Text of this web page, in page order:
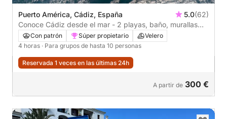
Puerto América, Cádiz, España 5.0(62)
Conoce Cádiz desde el mar - 2 playas, baño, murallas
históricas y relax
Con patrón Súper propietario
Velero
4 horas · Para grupos de hasta 10 personas
Reservada 1 veces en las últimas 24h
A partir de 300 €